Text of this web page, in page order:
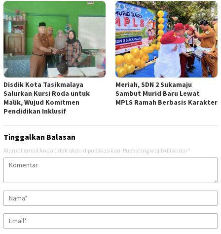
Disdik Kota Tasikmalaya
Salurkan Kursi Roda untuk
Malik, Wujud Komitmen
Pendidikan Inklusif
Meriah, SDN 2 Sukamaju
Sambut Murid Baru Lewat
MPLS Ramah Berbasis Karakter
Tinggalkan Balasan
Alamat email Anda tidak akan dipublikasikan. Ruas yang wajib ditandai *